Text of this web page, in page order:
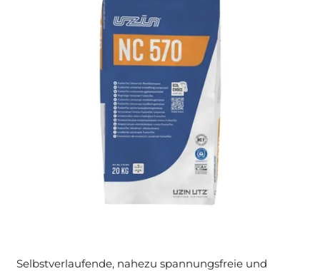
Selbstverlaufende, nahezu spannungsfreie und